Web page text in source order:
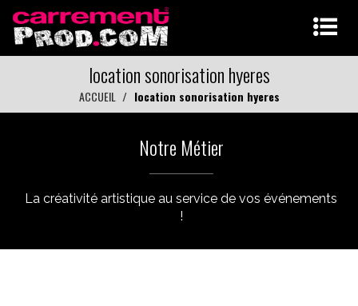
location sonorisation hyeres
ACCUEIL location sonorisation hyeres
Notre Métier
La créativité artistique au service de vos événements
!